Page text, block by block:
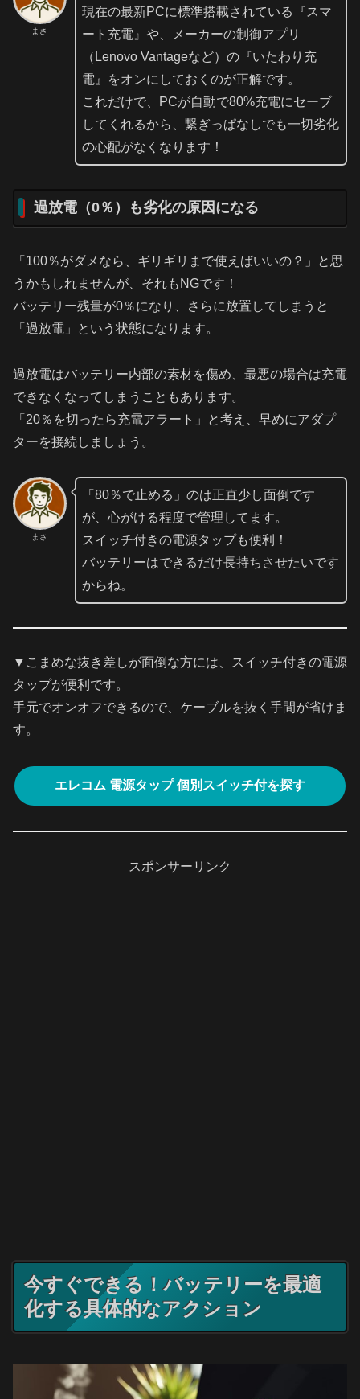
まさ
現在の最新PCに標準搭載されている『スマ
ート充電』や、メーカーの制御アプリ
（Lenovo Vantageなど）の『いたわり充
電』をオンにしておくのが正解です。
これだけで、PCが自動で80%充電にセーブ
してくれるから、繋ぎっぱなしでも一切劣化
の心配がなくなります！
過放電（0％）も劣化の原因になる
「100％がダメなら、ギリギリまで使えばいいの？」と思
うかもしれませんが、それもNGです！
バッテリー残量が0％になり、さらに放置してしまうと
「過放電」という状態になります。
過放電はバッテリー内部の素材を傷め、最悪の場合は充電
できなくなってしまうこともあります。
「20％を切ったら充電アラート」と考え、早めにアダプ
ターを接続しましょう。
まさ
「80％で止める」のは正直少し面倒です
が、心がける程度で管理してます。
スイッチ付きの電源タップも便利！
バッテリーはできるだけ長持ちさせたいです
からね。
▼こまめな抜き差しが面倒な方には、スイッチ付きの電源
タップが便利です。
手元でオンオフできるので、ケーブルを抜く手間が省けま
す。
エレコム 電源タップ 個別スイッチ付を探す
スポンサーリンク
今すぐできる！バッテリーを最適
化する具体的なアクション